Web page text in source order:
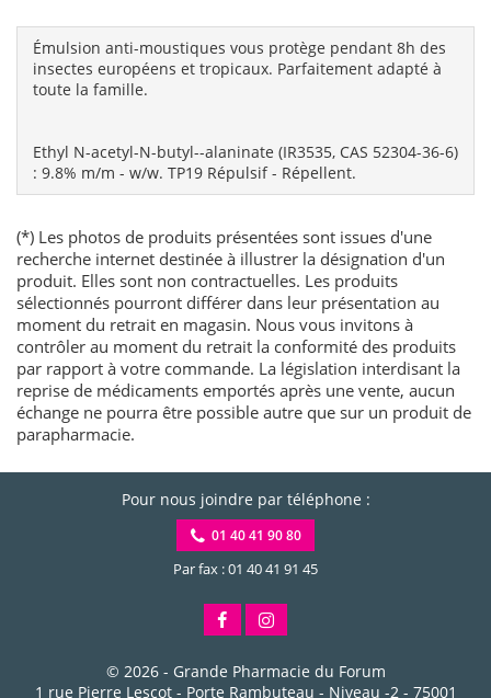
Émulsion anti-moustiques vous protège pendant 8h des
insectes européens et tropicaux. Parfaitement adapté à
toute la famille.
Ethyl N-acetyl-N-butyl--alaninate (IR3535, CAS 52304-36-6)
: 9.8% m/m - w/w. TP19 Répulsif - Répellent.
(*) Les photos de produits présentées sont issues d'une
recherche internet destinée à illustrer la désignation d'un
produit. Elles sont non contractuelles. Les produits
sélectionnés pourront différer dans leur présentation au
moment du retrait en magasin. Nous vous invitons à
contrôler au moment du retrait la conformité des produits
par rapport à votre commande. La législation interdisant la
reprise de médicaments emportés après une vente, aucun
échange ne pourra être possible autre que sur un produit de
parapharmacie.
Pour nous joindre par téléphone :
01 40 41 90 80
Par fax : 01 40 41 91 45
© 2026 - Grande Pharmacie du Forum
1 rue Pierre Lescot - Porte Rambuteau - Niveau -2- 75001